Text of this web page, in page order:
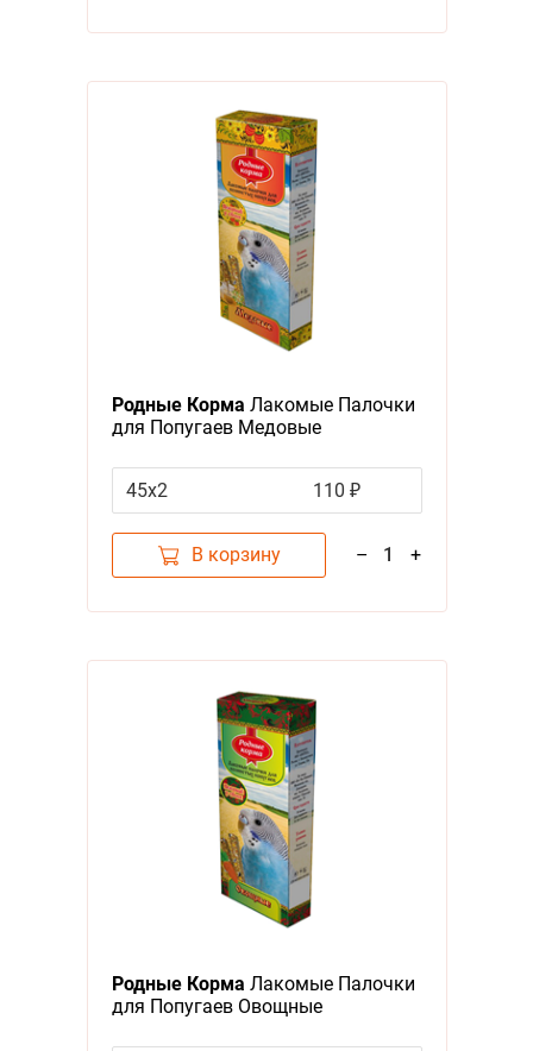
Родные Корма Лакомые Палочки
для Попугаев Медовые
45х2 110 ₽
В корзину – 1 +
Родные Корма Лакомые Палочки
для Попугаев Овощные